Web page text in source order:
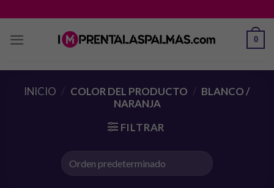
contenido
0
INICIO / COLOR DEL PRODUCTO / BLANCO /
NARANJA
FILTRAR